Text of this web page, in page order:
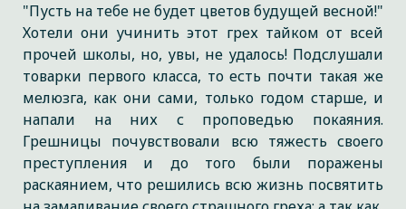
"Пусть на тебе не будет цветов будущей весной!"
Хотели они учинить этот грех тайком от всей
прочей школы, но, увы, не удалось! Подслушали
товарки первого класса, то есть почти такая же
мелюзга, как они сами, только годом старше, и
напали на них с проповедью покаяния.
Грешницы почувствовали всю тяжесть своего
преступления и до того были поражены
раскаянием, что решились всю жизнь посвятить